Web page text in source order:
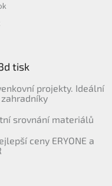
tisk
projekty. Ideální
srovnání materiálů
ceny ERYONE a